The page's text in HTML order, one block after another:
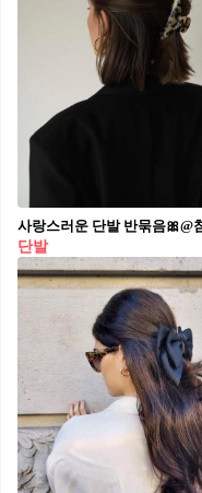
사랑스러운 단발 반묶음🎀@
단발